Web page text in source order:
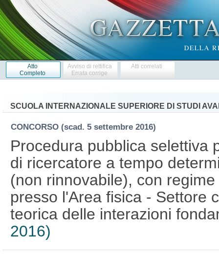
Atto
Completo
Avviso di rettifica
Errata corrige
Atti correlati
SCUOLA INTERNAZIONALE SUPERIORE DI STUDI
CONCORSO (scad. 5 settembre 2016)
Procedura pubblica selettiva
di ricercatore a tempo
(non rinnovabile), con
presso l'Area fisica - Settore
teorica delle interazioni
2016)